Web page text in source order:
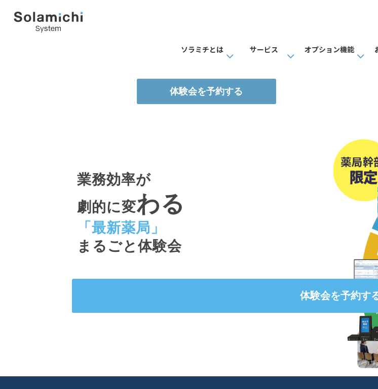
ソラミチとは サービス オプション機能
体験会を予約する
業務効率が
劇的に変わる
「最新薬局」
まるごと体験会
体験会を予約す